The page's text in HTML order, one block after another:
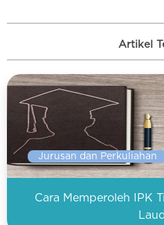
Artikel
Jurusan dan Perkuliahan
Cara Memperoleh IPK